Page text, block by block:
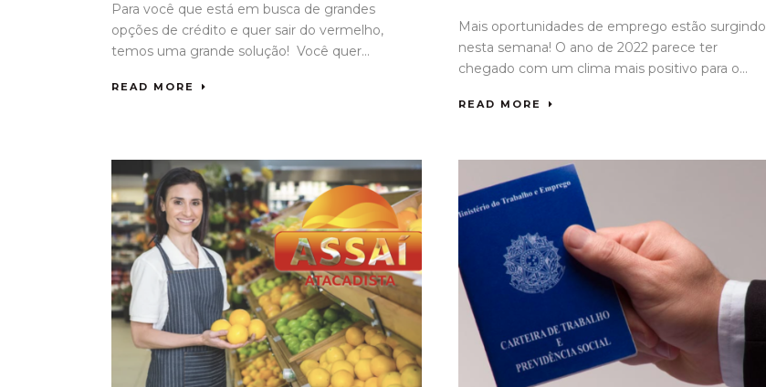
Para você que está em busca de grandes
opções de crédito e quer sair do vermelho,
temos uma grande solução! Você quer...
READ MORE
Mais oportunidades de emprego estão surgindo
nesta semana! O ano de 2022 parece ter
chegado com um clima mais positivo para o...
READ MORE